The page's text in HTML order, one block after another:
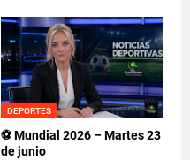
DEPORTES
⚽ Mundial 2026 – Martes 23
de junio